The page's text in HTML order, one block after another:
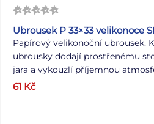
Ubrousek P 33×33 velikonoce
Papírový velikonoční ubrousek.
ubrousky dodají prostřenému
jara a vykouzlí příjemnou
nebo večeře. Ubrousek je
MOTIV: velikonoční vajíčka
61 Kč